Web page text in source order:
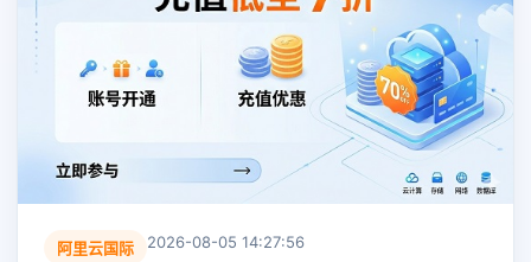
阿里云国际 2026-08-05 14:27:56